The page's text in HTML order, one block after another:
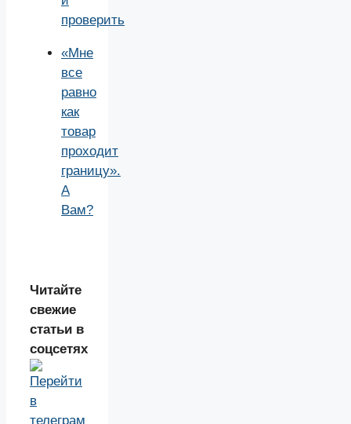
проверить
«Мне
все
равно
как
товар
проходит
границу».
А
Вам?
Читайте
свежие
статьи в
соцсетях